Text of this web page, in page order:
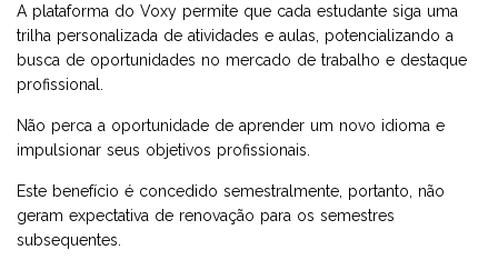
A plataforma do Voxy permite que cada estudante siga uma
trilha personalizada de atividades e aulas, potencializando a
busca de oportunidades no mercado de trabalho e destaque
profissional.
Não perca a oportunidade de aprender um novo idioma e
impulsionar seus objetivos profissionais.
Este benefício é concedido semestralmente, portanto, não
geram expectativa de renovação para os semestres
subsequentes.